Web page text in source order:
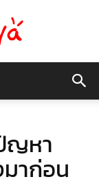
ญหา
าก่อน